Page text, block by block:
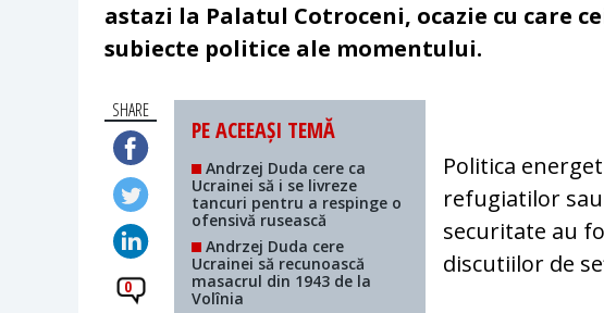
astazi la Palatul Cotroceni, ocazie cu care
subiecte politice ale momentului.
SHARE
0
PE ACEEAȘI TEMĂ
Andrzej Duda cere ca
Ucrainei să i se livreze
tancuri pentru a respinge o
ofensivă rusească
Andrzej Duda cere
Ucrainei să recunoască
masacrul din 1943 de la
Volînia
Politica
refugiatilor
securitate au
discutiilor de